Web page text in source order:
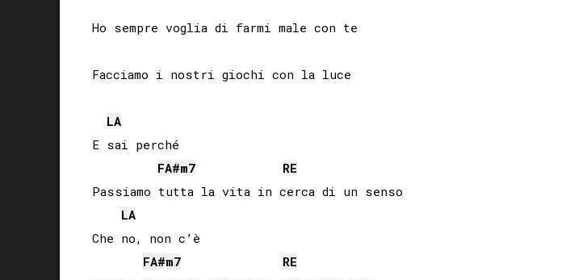
Ho sempre voglia di farmi male con te
Facciamo i nostri giochi con la luce
LA
E sai perché
FA#m7
RE
Passiamo tutta la vita in cerca di un senso
LA
Che no, non c’è
FA#m7
RE